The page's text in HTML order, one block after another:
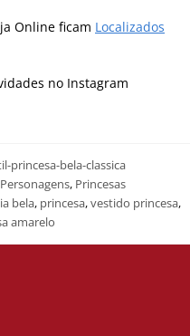
Online ficam Localizados
no Instagram
princesa-bela-classica
Personagens, Princesas
bela, princesa,vestido princesa,
amarelo